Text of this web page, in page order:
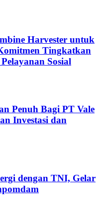
Harvester untuk
Tingkatkan
Sosial
Penuh Bagi PT Vale
Investasi dan
dengan TNI, Gelar